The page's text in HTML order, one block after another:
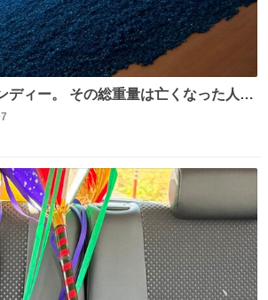
ディー。 その総重量は亡くなった人と
す。 鑑賞者は一つ持ち帰れますが、亡
持ち帰っているような感覚になりまし